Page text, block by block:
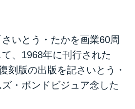
いとう・たかを画業60周
、1968年に刊行された
刻版の出版を記さいとう・
・ボンドビジュア念した